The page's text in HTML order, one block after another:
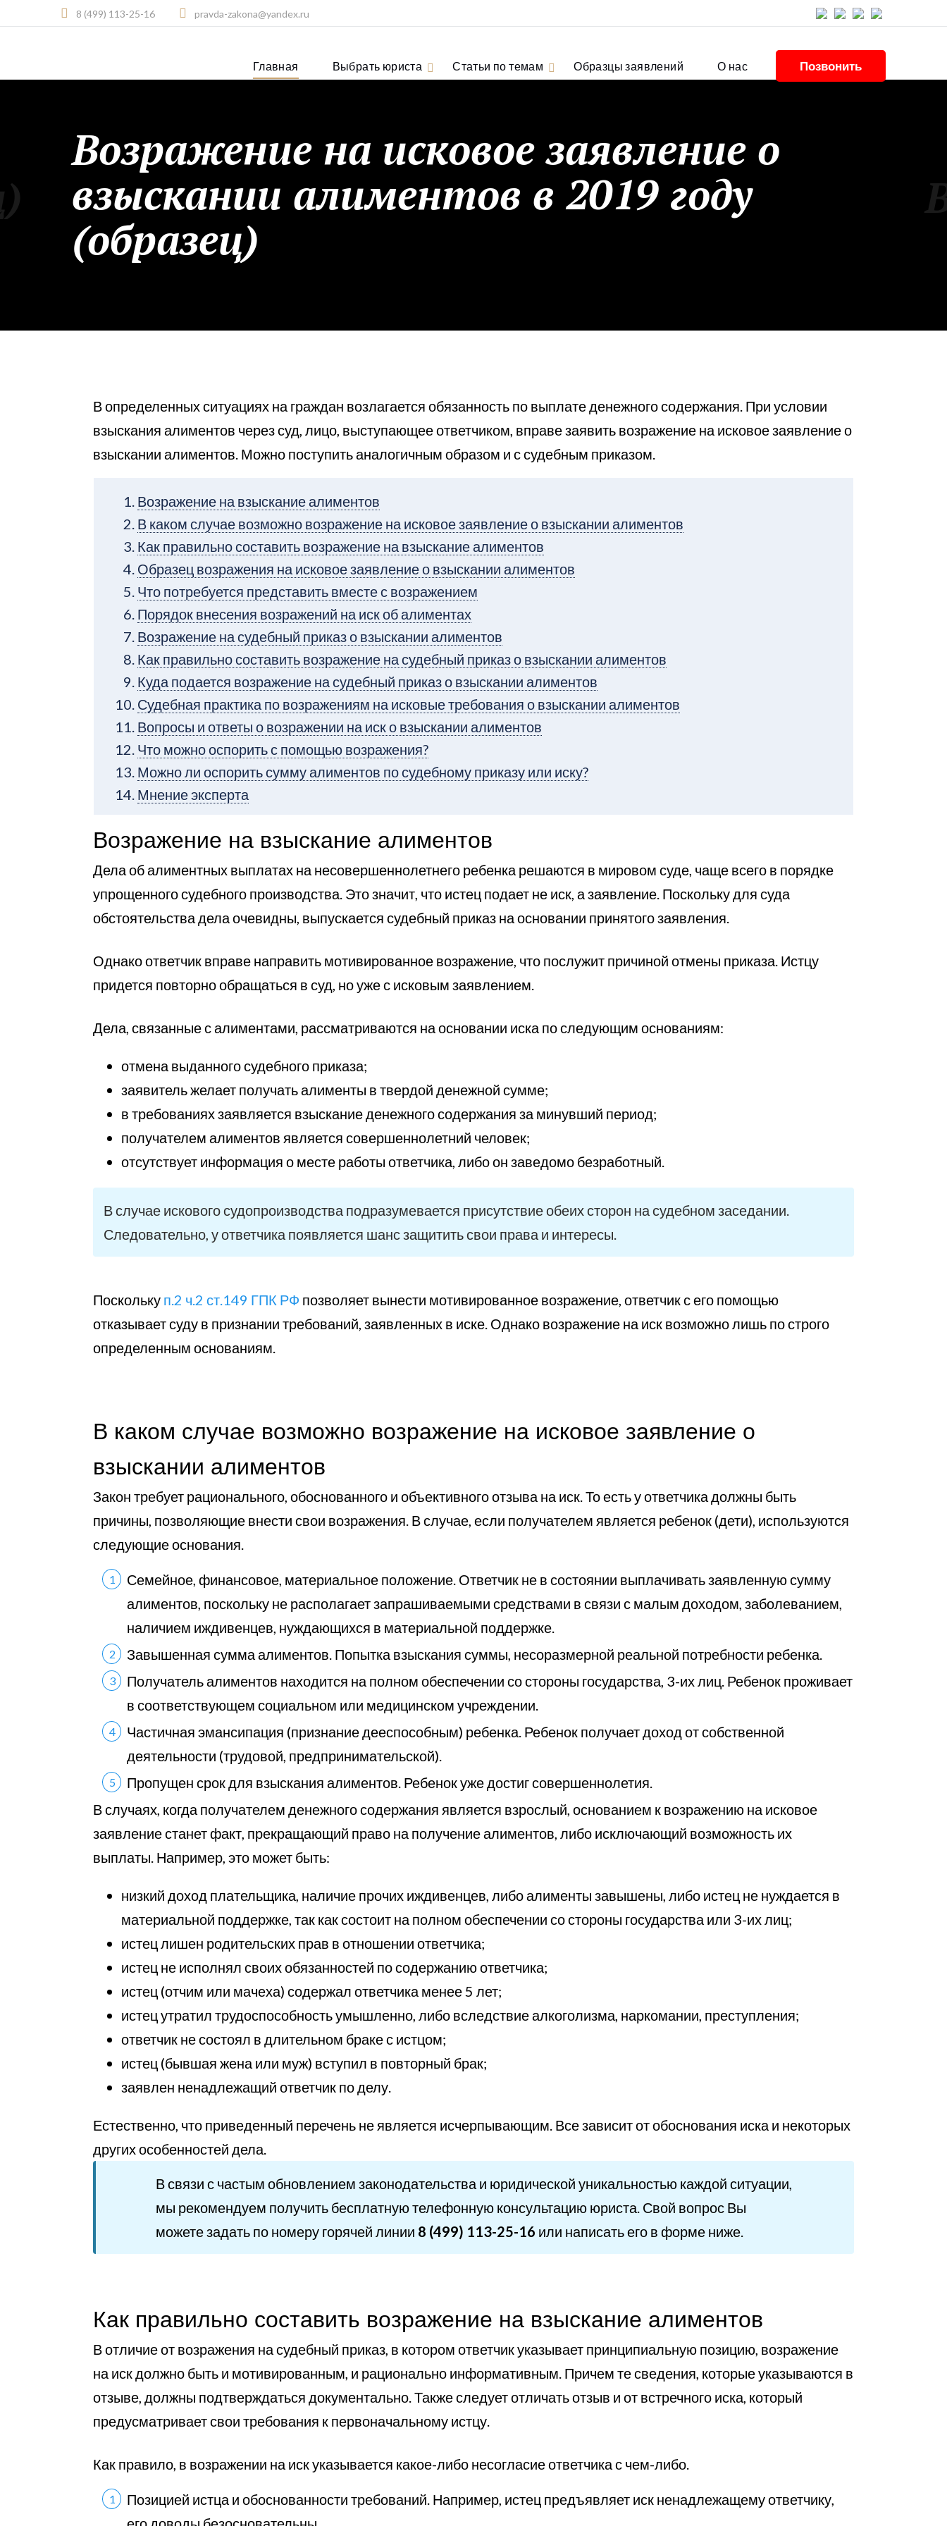
8 (499) 113-25-16 pravda-zakona@yandex.ru
Позвонить
Главная Выбрать юриста Статьи по темам Образцы заявлений О нас
Возражение на исковое заявление о
взыскании алиментов в 2019 году
(образец)
В определенных ситуациях на граждан возлагается обязанность по выплате денежного содержания. При условии
взыскания алиментов через суд, лицо, выступающее ответчиком, вправе заявить возражение на исковое заявление о
взыскании алиментов. Можно поступить аналогичным образом и с судебным приказом.
Возражение на взыскание алиментов
В каком случае возможно возражение на исковое заявление о взыскании алиментов
Как правильно составить возражение на взыскание алиментов
Образец возражения на исковое заявление о взыскании алиментов
Что потребуется представить вместе с возражением
Порядок внесения возражений на иск об алиментах
Возражение на судебный приказ о взыскании алиментов
Как правильно составить возражение на судебный приказ о взыскании алиментов
Куда подается возражение на судебный приказ о взыскании алиментов
Судебная практика по возражениям на исковые требования о взыскании алиментов
Вопросы и ответы о возражении на иск о взыскании алиментов
Что можно оспорить с помощью возражения?
Можно ли оспорить сумму алиментов по судебному приказу или иску?
Мнение эксперта
Возражение на взыскание алиментов
Дела об алиментных выплатах на несовершеннолетнего ребенка решаются в мировом суде, чаще всего в порядке
упрощенного судебного производства. Это значит, что истец подает не иск, а заявление. Поскольку для суда
обстоятельства дела очевидны, выпускается судебный приказ на основании принятого заявления.
Однако ответчик вправе направить мотивированное возражение, что послужит причиной отмены приказа. Истцу
придется повторно обращаться в суд, но уже с исковым заявлением.
Дела, связанные с алиментами, рассматриваются на основании иска по следующим основаниям:
отмена выданного судебного приказа;
заявитель желает получать алименты в твердой денежной сумме;
в требованиях заявляется взыскание денежного содержания за минувший период;
получателем алиментов является совершеннолетний человек;
отсутствует информация о месте работы ответчика, либо он заведомо безработный.
В случае искового судопроизводства подразумевается присутствие обеих сторон на судебном заседании.
Следовательно, у ответчика появляется шанс защитить свои права и интересы.
Поскольку п.2 ч.2 ст.149 ГПК РФ позволяет вынести мотивированное возражение, ответчик с его помощью
отказывает суду в признании требований, заявленных в иске. Однако возражение на иск возможно лишь по строго
определенным основаниям.
В каком случае возможно возражение на исковое заявление о
взыскании алиментов
Закон требует рационального, обоснованного и объективного отзыва на иск. То есть у ответчика должны быть
причины, позволяющие внести свои возражения. В случае, если получателем является ребенок (дети), используются
следующие основания.
Семейное, финансовое, материальное положение. Ответчик не в состоянии выплачивать заявленную сумму
алиментов, поскольку не располагает запрашиваемыми средствами в связи с малым доходом, заболеванием,
наличием иждивенцев, нуждающихся в материальной поддержке.
Завышенная сумма алиментов. Попытка взыскания суммы, несоразмерной реальной потребности ребенка.
Получатель алиментов находится на полном обеспечении со стороны государства, 3-их лиц. Ребенок проживает
в соответствующем социальном или медицинском учреждении.
Частичная эмансипация (признание дееспособным) ребенка. Ребенок получает доход от собственной
деятельности (трудовой, предпринимательской).
Пропущен срок для взыскания алиментов. Ребенок уже достиг совершеннолетия.
В случаях, когда получателем денежного содержания является взрослый, основанием к возражению на исковое
заявление станет факт, прекращающий право на получение алиментов, либо исключающий возможность их
выплаты. Например, это может быть:
низкий доход плательщика, наличие прочих иждивенцев, либо алименты завышены, либо истец не нуждается в
материальной поддержке, так как состоит на полном обеспечении со стороны государства или 3-их лиц;
истец лишен родительских прав в отношении ответчика;
истец не исполнял своих обязанностей по содержанию ответчика;
истец (отчим или мачеха) содержал ответчика менее 5 лет;
истец утратил трудоспособность умышленно, либо вследствие алкоголизма, наркомании, преступления;
ответчик не состоял в длительном браке с истцом;
истец (бывшая жена или муж) вступил в повторный брак;
заявлен ненадлежащий ответчик по делу.
Естественно, что приведенный перечень не является исчерпывающим. Все зависит от обоснования иска и некоторых
других особенностей дела.
В связи с частым обновлением законодательства и юридической уникальностью каждой ситуации,
мы рекомендуем получить бесплатную телефонную консультацию юриста. Свой вопрос Вы
можете задать по номеру горячей линии 8 (499) 113-25-16 или написать его в форме ниже.
Как правильно составить возражение на взыскание алиментов
В отличие от возражения на судебный приказ, в котором ответчик указывает принципиальную позицию, возражение
на иск должно быть и мотивированным, и рационально информативным. Причем те сведения, которые указываются в
отзыве, должны подтверждаться документально. Также следует отличать отзыв и от встречного иска, который
предусматривает свои требования к первоначальному истцу.
Как правило, в возражении на иск указывается какое-либо несогласие ответчика с чем-либо.
Позицией истца и обоснованности требований. Например, истец предъявляет иск ненадлежащему ответчику,